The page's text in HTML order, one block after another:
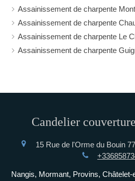
Assainissement de charpente
Assainissement de charpente
Assainissement de charpente Le
Assainissement de charpente
Candelier
15 Rue de l'Orme du Bouin
Nangis, Mormant, Provins,